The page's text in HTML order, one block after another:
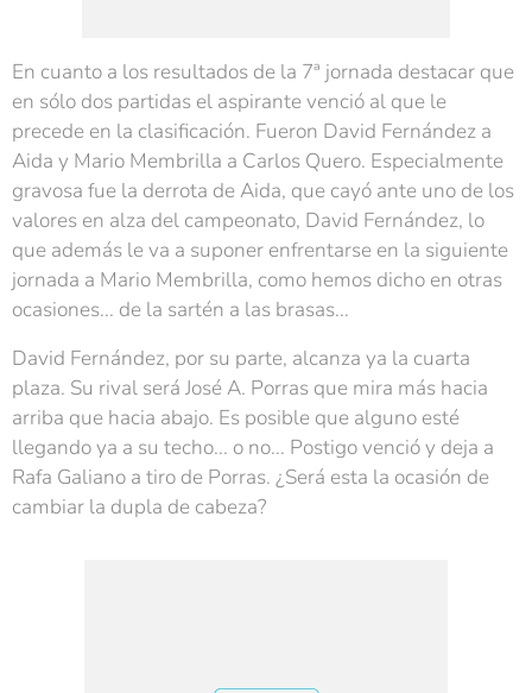
En cuanto a los resultados de la 7ª jornada destacar que
en sólo dos partidas el aspirante venció al que le
precede en la clasificación. Fueron David Fernández a
Aida y Mario Membrilla a Carlos Quero. Especialmente
gravosa fue la derrota de Aida, que cayó ante uno de los
valores en alza del campeonato, David Fernández, lo
que además le va a suponer enfrentarse en la siguiente
jornada a Mario Membrilla, como hemos dicho en otras
ocasiones... de la sartén a las brasas...
David Fernández, por su parte, alcanza ya la cuarta
plaza. Su rival será José A. Porras que mira más hacia
arriba que hacia abajo. Es posible que alguno esté
llegando ya a su techo... o no... Postigo venció y deja a
Rafa Galiano a tiro de Porras. ¿Será esta la ocasión de
cambiar la dupla de cabeza?